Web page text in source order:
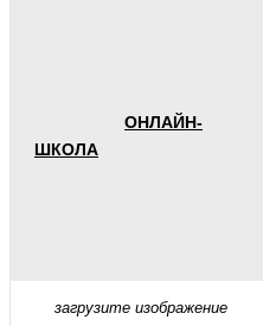
ОНЛАЙН-
ШКОЛА
загрузите изображение